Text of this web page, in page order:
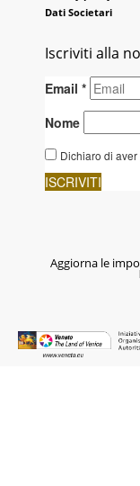
Dati Societari
Iscriviti alla
Aggiorna le